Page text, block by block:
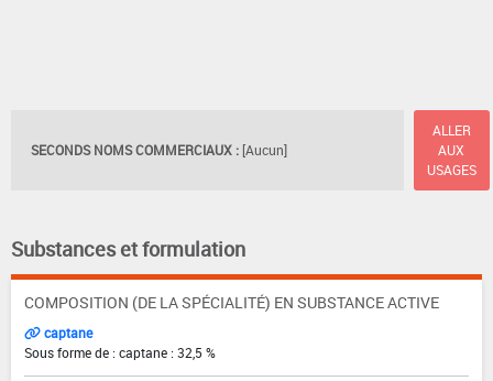
SECONDS NOMS COMMERCIAUX : [Aucun]
ALLER
AUX
USAGES
Substances et formulation
COMPOSITION (DE LA SPÉCIALITÉ) EN SUBSTANCE ACTIVE
captane
Sous forme de : captane : 32,5 %